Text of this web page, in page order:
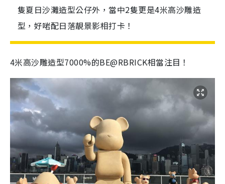
隻夏日沙灘造型公仔外，當中2隻更是4米高沙雕造
型，好啱配日落靚景影相打卡！
4米高沙雕造型7000%的BE@RBRICK相當注目！